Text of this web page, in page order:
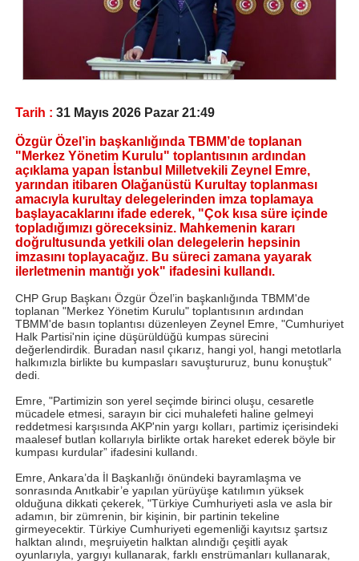
Tarih : 31 Mayıs 2026 Pazar 21:49
Özgür Özel’in başkanlığında TBMM’de toplanan
"Merkez Yönetim Kurulu" toplantısının ardından
açıklama yapan İstanbul Milletvekili Zeynel Emre,
yarından itibaren Olağanüstü Kurultay toplanması
amacıyla kurultay delegelerinden imza toplamaya
başlayacaklarını ifade ederek, "Çok kısa süre içinde
topladığımızı göreceksiniz. Mahkemenin kararı
doğrultusunda yetkili olan delegelerin hepsinin
imzasını toplayacağız. Bu süreci zamana yayarak
ilerletmenin mantığı yok" ifadesini kullandı.
CHP Grup Başkanı Özgür Özel’in başkanlığında TBMM'de
toplanan "Merkez Yönetim Kurulu" toplantısının ardından
TBMM'de basın toplantısı düzenleyen Zeynel Emre, "Cumhuriyet
Halk Partisi'nin içine düşürüldüğü kumpas sürecini
değerlendirdik. Buradan nasıl çıkarız, hangi yol, hangi metotlarla
halkımızla birlikte bu kumpasları savuştururuz, bunu konuştuk”
dedi.
Emre, "Partimizin son yerel seçimde birinci oluşu, cesaretle
mücadele etmesi, sarayın bir cici muhalefeti haline gelmeyi
reddetmesi karşısında AKP'nin yargı kolları, partimiz içerisindeki
maalesef butlan kollarıyla birlikte ortak hareket ederek böyle bir
kumpası kurdular” ifadesini kullandı.
Emre, Ankara’da İl Başkanlığı önündeki bayramlaşma ve
sonrasında Anıtkabir’e yapılan yürüyüşe katılımın yüksek
olduğuna dikkati çekerek, "Türkiye Cumhuriyeti asla ve asla bir
adamın, bir zümrenin, bir kişinin, bir partinin tekeline
girmeyecektir. Türkiye Cumhuriyeti egemenliği kayıtsız şartsız
halktan alındı, meşruiyetin halktan alındığı çeşitli ayak
oyunlarıyla, yargıyı kullanarak, farklı enstrümanları kullanarak,